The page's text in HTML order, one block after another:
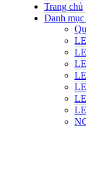
Trang chủ
Danh mục